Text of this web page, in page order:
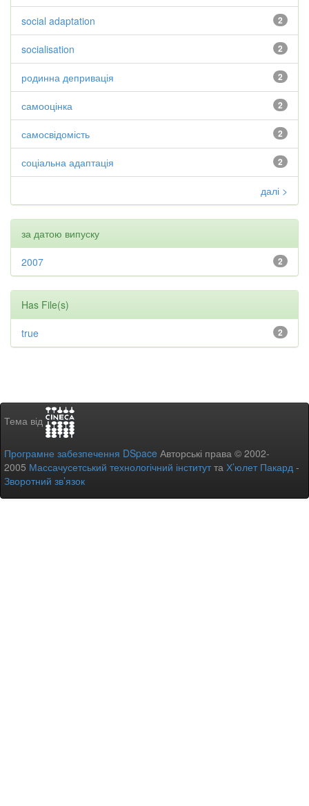
2
social adaptation
2
socialisation
2
родинна депривація
2
самооцінка
2
самосвідомість
2
соціальна адаптація
далі >
за датою випуску
2
2007
Has File(s)
2
true
Тема від
Програмне забезпечення DSpace Авторські права © 2002-
2005 Массачусетський технологічний інститутта Х’юлет Пакард -
Зворотний зв’язок